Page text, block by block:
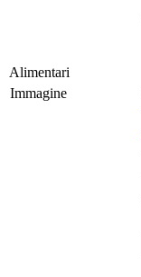
Alimentari
Immagine